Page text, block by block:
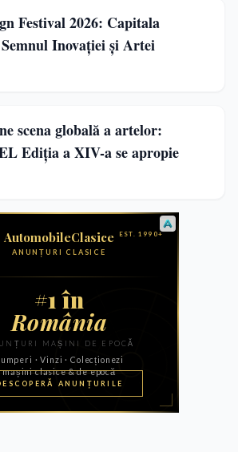
Festival 2026: Capitala
Inovației și Artei
scena globală a artelor:
Ediția a XIV-a se apropie